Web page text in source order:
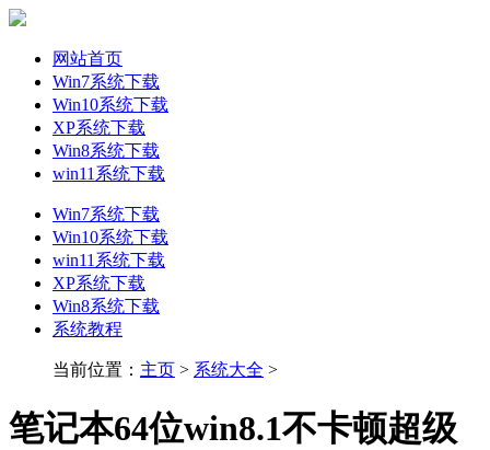
网站首页
Win7系统下载
Win10系统下载
XP系统下载
Win8系统下载
win11系统下载
Win7系统下载
Win10系统下载
win11系统下载
XP系统下载
Win8系统下载
系统教程
当前位置： 主页 > 系统大全 >
笔记本64位win8.1不卡顿超级